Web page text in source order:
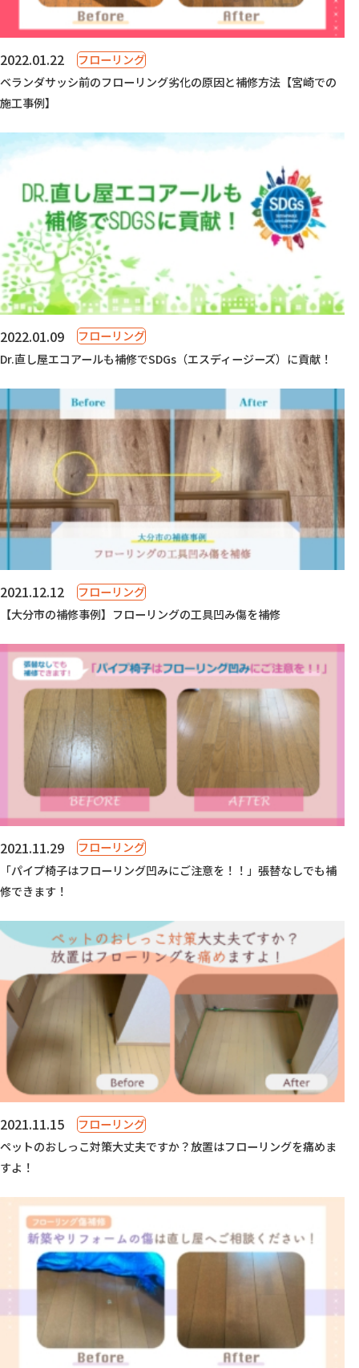
2022.01.22
フローリング
ベランダサッシ前のフローリング劣化の原因と補修方法【宮崎での
施工事例】
2022.01.09
フローリング
Dr.直し屋エコアールも補修でSDGs（エスディージーズ）に貢献！
2021.12.12
フローリング
【大分市の補修事例】フローリングの工具凹み傷を補修
2021.11.29
フローリング
「パイプ椅子はフローリング凹みにご注意を！！」張替なしでも補
修できます！
2021.11.15
フローリング
ペットのおしっこ対策大丈夫ですか？放置はフローリングを痛めま
すよ！